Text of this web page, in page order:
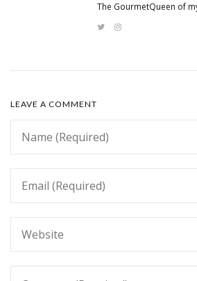
The GourmetQueen of
LEAVE A COMMENT